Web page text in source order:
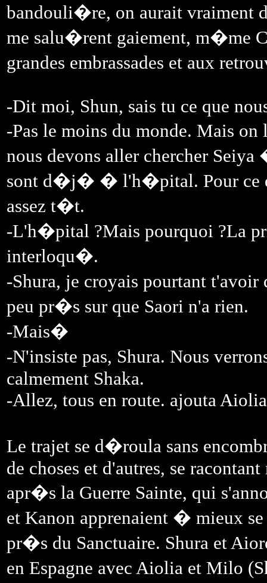
bandouli�re, on aurait vraiment
me salu�rent gaiement, m�me
grandes embrassades et aux
-Dit moi, Shun, sais tu ce que
-Pas le moins du monde. Mais
nous devons aller chercher
sont d�j� � l'h�pital. Pour ce
assez t�t.
-L'h�pital ?Mais pourquoi ?La
interloqu�.
-Shura, je croyais pourtant
peu pr�s sur que Saori n'a rien.
-Mais�
-N'insiste pas, Shura. Nous
calmement Shaka.
-Allez, tous en route. ajouta
Le trajet se d�roula sans
de choses et d'autres, se
apr�s la Guerre Sainte, qui
et Kanon apprenaient � mieux
pr�s du Sanctuaire. Shura et
en Espagne avec Aiolia et Milo